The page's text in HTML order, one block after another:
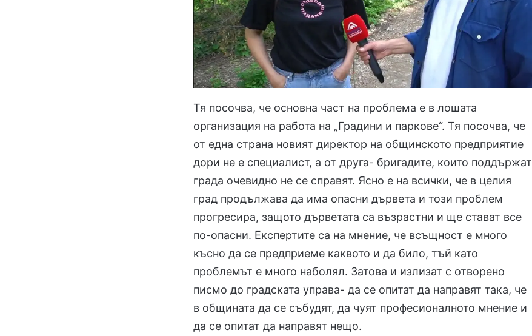
Тя посочва, че основна част на проблема е в лошата
организация на работа на „Градини и паркове“. Тя посочва, че
от една страна новият директор на общинското предприятие
дори не е специалист, а от друга- бригадите, които поддържат
града очевидно не се справят. Ясно е на всички, че в целия
град продължава да има опасни дървета и този проблем
прогресира, защото дърветата са възрастни и ще стават все
по-опасни. Експертите са на мнение, че всъщност е много
късно да се предприеме каквото и да било, тъй като
проблемът е много наболял. Затова и излизат с отворено
писмо до градската управа- да се опитат да направят така, че
в общината да се събудят, да чуят професионалното мнение и
да се опитат да направят нещо.